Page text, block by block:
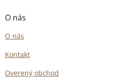
O nás
O nás
Kontakt
Overený obchod